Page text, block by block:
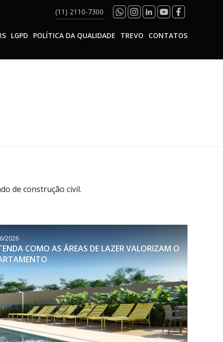
(11) 2110-7300
LGPD POLÍTICA DA QUALIDADE TREVO CONTATOS
de construção civil.
2026
COMO AS ÁREAS DE LAZER VALORIZAM O